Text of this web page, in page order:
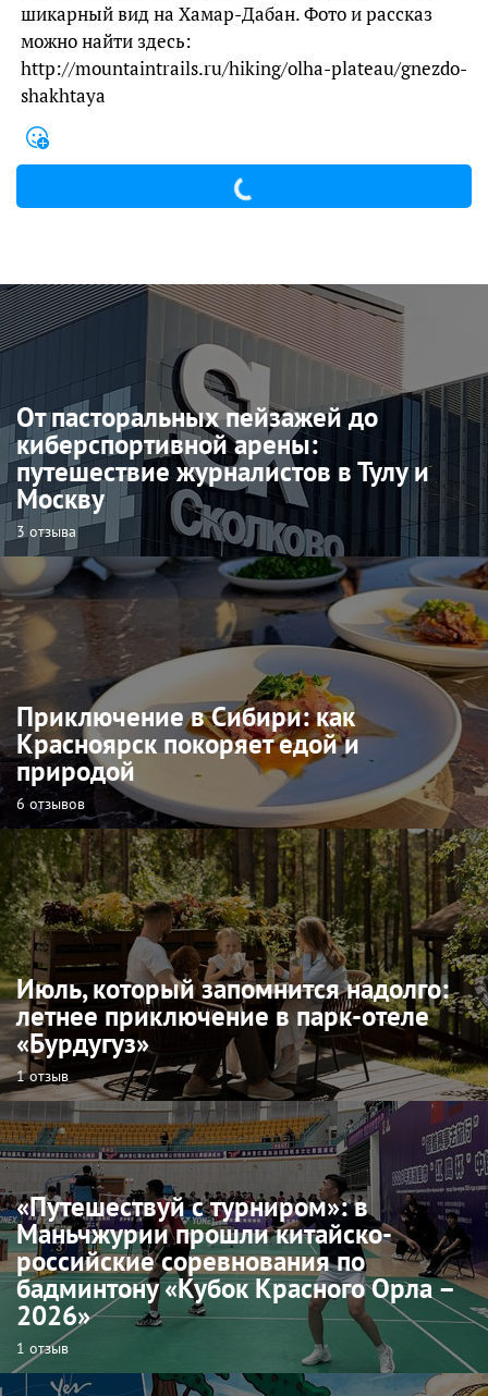
шикарный вид на Хамар-Дабан. Фото и рассказ
можно найти здесь:
http://mountaintrails.ru/hiking/olha-plateau/gnezdo-
shakhtaya
От пасторальных пейзажей до
киберспортивной арены:
путешествие журналистов в Тулу и
Москву
3 отзыва
Приключение в Сибири: как
Красноярск покоряет едой и
природой
6 отзывов
Июль, который запомнится надолго:
летнее приключение в парк-отеле
«Бурдугуз»
1 отзыв
«Путешествуй с турниром»: в
Маньчжурии прошли китайско-
российские соревнования по
бадминтону «Кубок Красного Орла –
2026»
1 отзыв